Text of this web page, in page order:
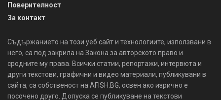
Поверителност
За контакт
Съдържанието на този уеб сайт и технологиите, използвани в
него, са под закрила на Закона за авторското право и
сродните му права. Всички статии, репортажи, интервюта и
други текстови, графични и видео материали, публикувани в
сайта, са собственост на AFISH.BG, освен ако изрично е
посочено друго. Допуска се публикуване на текстови